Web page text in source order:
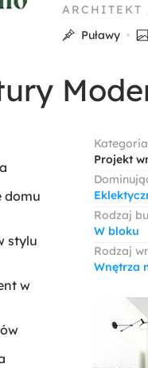
ARCHITEKT
Puławy
Kategoria
Projekt
Rodzaj
W bloku
Rodzaj
Wnętrza
domu
stylu
w